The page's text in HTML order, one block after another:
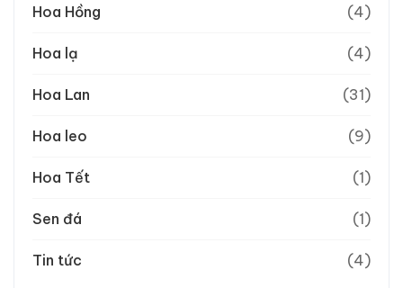
Hoa Hồng (4)
Hoa lạ (4)
Hoa Lan (31)
Hoa leo (9)
Hoa Tết (1)
Sen đá (1)
Tin tức (4)